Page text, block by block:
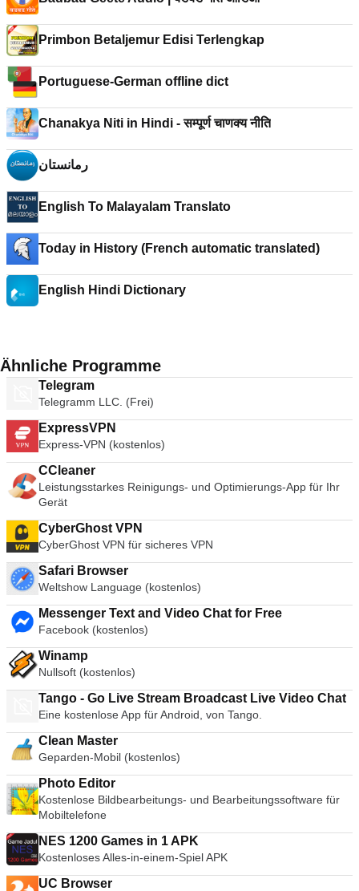
Primbon Betaljemur Edisi Terlengkap
Portuguese-German offline dict
Chanakya Niti in Hindi - सम्पूर्ण चाणक्य नीति
رمانستان
English To Malayalam Translato
Today in History (French automatic translated)
English Hindi Dictionary
Ähnliche Programme
Telegram
Telegramm LLC. (Frei)
ExpressVPN
Express-VPN (kostenlos)
CCleaner
Leistungsstarkes Reinigungs- und Optimierungs-App für Ihr
Gerät
CyberGhost VPN
CyberGhost VPN für sicheres VPN
Safari Browser
Weltshow Language (kostenlos)
Messenger Text and Video Chat for Free
Facebook (kostenlos)
Winamp
Nullsoft (kostenlos)
Tango - Go Live Stream Broadcast Live Video Chat
Eine kostenlose App für Android, von Tango.
Clean Master
Geparden-Mobil (kostenlos)
Photo Editor
Kostenlose Bildbearbeitungs- und Bearbeitungssoftware für
Mobiltelefone
NES 1200 Games in 1 APK
Kostenloses Alles-in-einem-Spiel APK
UC Browser